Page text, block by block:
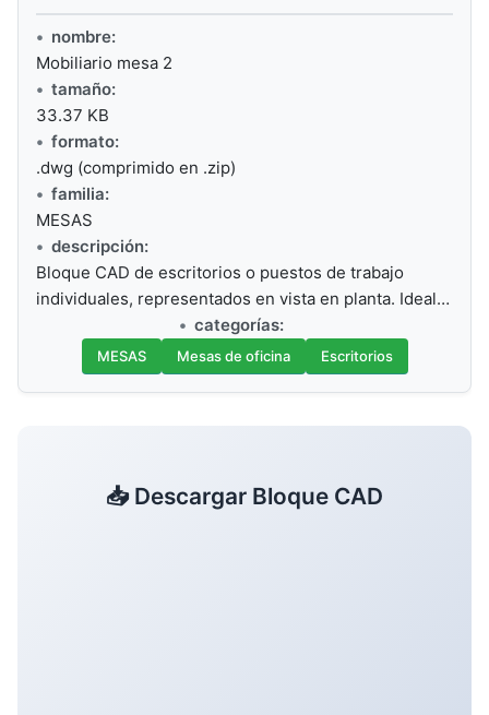
nombre:
Mobiliario mesa 2
tamaño:
33.37 KB
formato:
.dwg (comprimido en .zip)
familia:
MESAS
descripción:
Bloque CAD de escritorios o puestos de trabajo
individuales, representados en vista en planta. Ideal…
categorías:
MESAS Mesas de oficina Escritorios
📥 Descargar Bloque CAD